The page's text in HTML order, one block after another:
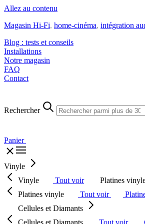
Allez au contenu
Magasin Hi-Fi, home-cinéma, intégration
Blog : tests et conseils
Installations
Notre magasin
FAQ
Contact
Rechercher
Panier
Vinyle
Vinyle
Tout voir
Platines
Platines vinyle
Tout voir
Cellules et Diamants
Cellules et Diamants
Tout voir